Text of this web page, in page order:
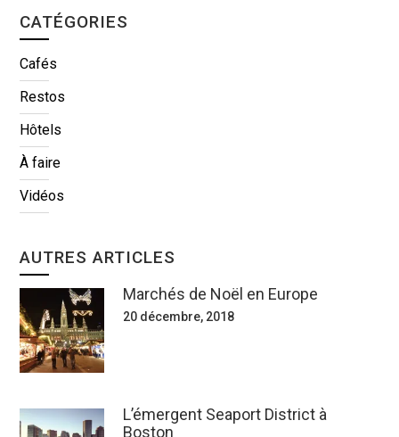
CATÉGORIES
Cafés
Restos
Hôtels
À faire
Vidéos
AUTRES ARTICLES
Marchés de Noël en Europe
20 décembre, 2018
L’émergent Seaport District à
Boston